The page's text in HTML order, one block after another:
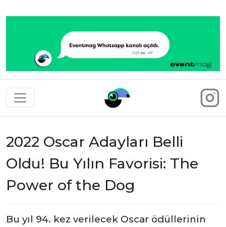
Eventmag
2022 Oscar Adayları Belli
Oldu! Bu Yılın Favorisi: The
Power of the Dog
Bu yıl 94. kez verilecek Oscar ödüllerinin